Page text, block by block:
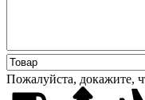
Пожалуйста, докажите,